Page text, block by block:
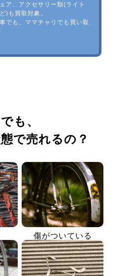
ア、アクセサリー類(ライト
)も買取対象。
でも、ママチャリでも買い取
でも、
で売れるの？
傷がついている